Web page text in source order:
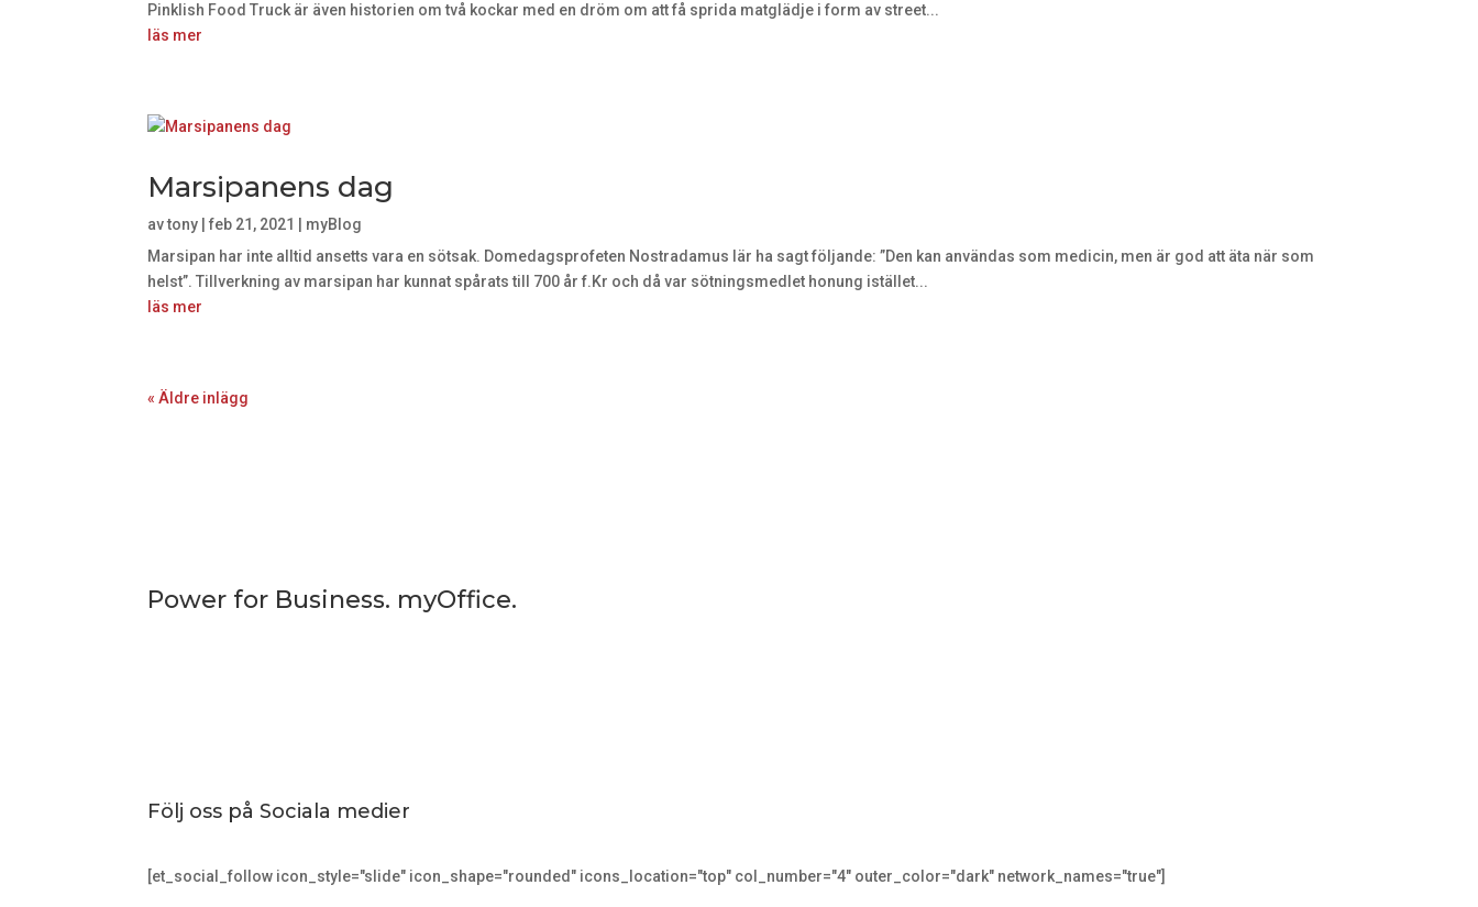
Pinklish Food Truck är även historien om två kockar med en dröm om att få sprida matglädje i form av street...
läs mer
Marsipanens dag
avtony |feb 21, 2021
myBlog
Marsipan har inte alltid ansetts vara en sötsak. Domedagsprofeten Nostradamus lär ha sagt följande: ”Den kan användas som medicin, men är god att äta när som
helst”. Tillverkning av marsipan har kunnat spårats till 700 år f.Kr och då var sötningsmedlet honung istället...
läs mer
« Äldre inlägg
Power for Business. myOffice.
Följ oss på Sociala medier
[et_social_follow icon_style="slide" icon_shape="rounded" icons_location="top" col_number="4" outer_color="dark" network_names="true"]